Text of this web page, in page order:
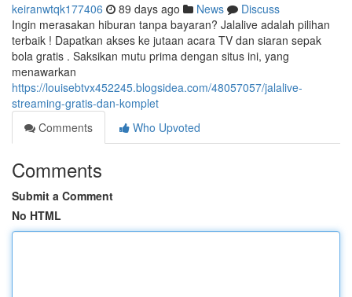
keiranwtqk177406 89 days ago News
Discuss
Ingin merasakan hiburan tanpa bayaran? Jalalive adalah pilihan
terbaik ! Dapatkan akses ke jutaan acara TV dan siaran sepak
bola gratis . Saksikan mutu prima dengan situs ini, yang
menawarkan
https://louisebtvx452245.blogsidea.com/48057057/jalalive-
streaming-gratis-dan-komplet
Comments
Who Upvoted
Comments
Submit a Comment
No HTML